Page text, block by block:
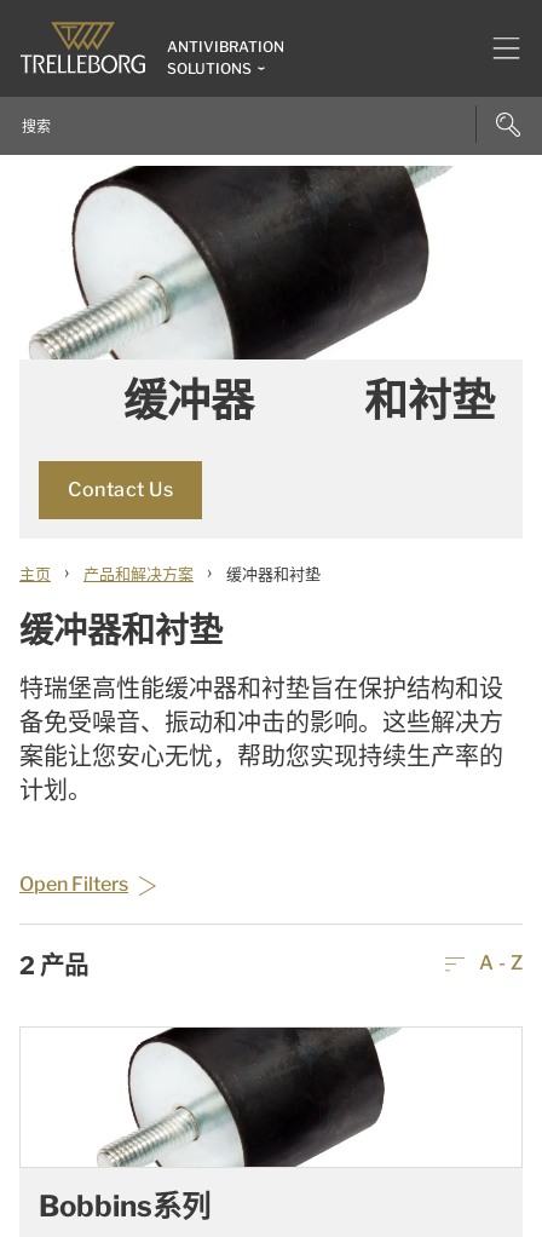
ANTIVIBRATION
SOLUTIONS
缓冲器 和衬垫
Contact Us
主页 › 产品和解决方案 › 缓冲器和衬垫
缓冲器和衬垫
特瑞堡高性能缓冲器和衬垫旨在保护结构和设
备免受噪音、振动和冲击的影响。这些解决方
案能让您安心无忧，帮助您实现持续生产率的
计划。
Open Filters
2 产品 A - Z
Bobbins系列